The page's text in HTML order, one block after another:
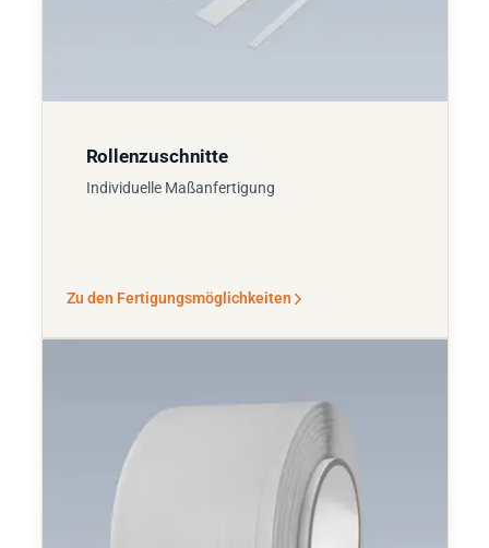
Rollenzuschnitte
Individuelle Maßanfertigung
Zu den Fertigungsmöglichkeiten